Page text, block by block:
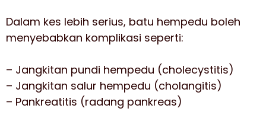
Dalam kes lebih serius, batu hempedu boleh
menyebabkan komplikasi seperti:
– Jangkitan pundi hempedu (cholecystitis)
– Jangkitan salur hempedu (cholangitis)
– Pankreatitis (radang pankreas)